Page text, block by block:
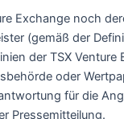
Exchange noch
(gemäß der
der TSX Venture
oder
für die
Pressemitteilung.